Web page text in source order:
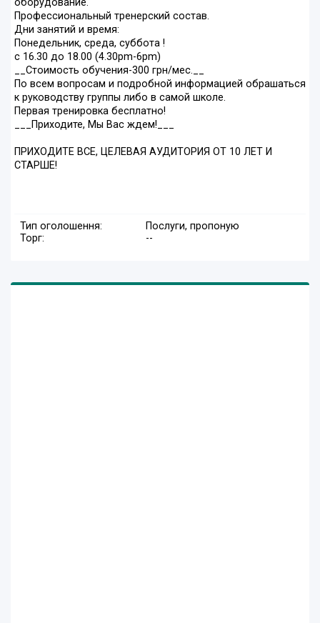
оборудование.
Профессиональный тренерский состав.
Дни занятий и время:
Понедельник, среда, суббота !
с 16.30 до 18.00 (4.30pm-6pm)
__Cтоимость обучения-300 грн/мес.__
По всем вопросам и подробной информацией обрашаться
к руководству группы либо в самой школе.
Первая тренировка бесплатно!
___Приходите, Мы Вас ждем!___
ПРИХОДИТЕ ВСЕ, ЦЕЛЕВАЯ АУДИТОРИЯ ОТ 10 ЛЕТ И
СТАРШЕ!
Тип оголошення:
Послуги, пропоную
Торг:
--